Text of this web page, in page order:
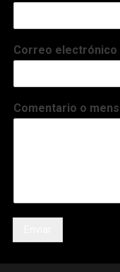
Correo electrónico
Comentario o